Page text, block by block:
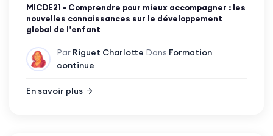
MICDE21 - Comprendre pour mieux accompagner : les
nouvelles connaissances sur le développement
global de l’enfant
Par Riguet Charlotte Dans Formation
continue
En savoir plus